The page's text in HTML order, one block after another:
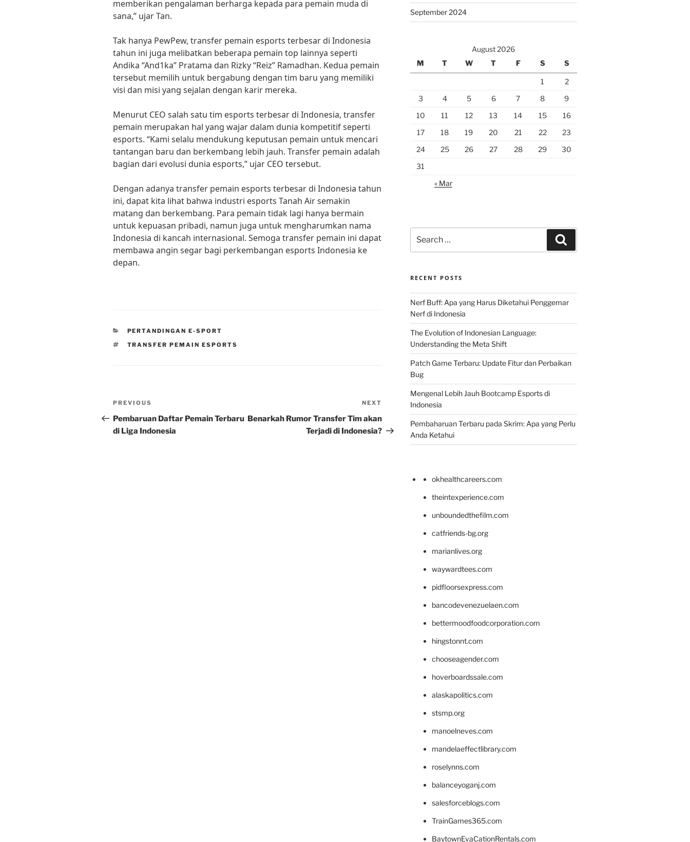
memberikan pengalaman berharga kepada para pemain muda di
sana,” ujar Tan.
Tak hanya PewPew, transfer pemain esports terbesar di Indonesia
tahun ini juga melibatkan beberapa pemain top lainnya seperti
Andika “And1ka” Pratama dan Rizky “Reiz” Ramadhan. Kedua pemain
tersebut memilih untuk bergabung dengan tim baru yang memiliki
visi dan misi yang sejalan dengan karir mereka.
Menurut CEO salah satu tim esports terbesar di Indonesia, transfer
pemain merupakan hal yang wajar dalam dunia kompetitif seperti
esports. “Kami selalu mendukung keputusan pemain untuk mencari
tantangan baru dan berkembang lebih jauh. Transfer pemain adalah
bagian dari evolusi dunia esports,” ujar CEO tersebut.
Dengan adanya transfer pemain esports terbesar di Indonesia tahun
ini, dapat kita lihat bahwa industri esports Tanah Air semakin
matang dan berkembang. Para pemain tidak lagi hanya bermain
untuk kepuasan pribadi, namun juga untuk mengharumkan nama
Indonesia di kancah internasional. Semoga transfer pemain ini dapat
membawa angin segar bagi perkembangan esports Indonesia ke
depan.
CATEGORIES
PERTANDINGAN E-SPORT
TAGS
TRANSFER PEMAIN ESPORTS
Post
navigation
Previous
Post
PREVIOUS
Pembaruan Daftar Pemain Terbaru
di Liga Indonesia
Post
NEXT
Benarkah Rumor Transfer Tim akan
Terjadi di Indonesia?
September 2024
August 2026
M
T W T F S S
1
2
3
4 5 6 7 8
9
10
11 12 13 14 15
16
17
18 19 20 21 22
23
24
25 26 27 28 29
30
31
« Mar
for:
RECENT POSTS
Nerf Buff: Apa yang Harus Diketahui Penggemar
Nerf di Indonesia
The Evolution of Indonesian Language:
Understanding the Meta Shift
Patch Game Terbaru: Update Fitur dan Perbaikan
Bug
Mengenal Lebih Jauh Bootcamp Esports di
Indonesia
Pembaharuan Terbaru pada Skrim: Apa yang Perlu
Anda Ketahui
okhealthcareers.com
theintexperience.com
unboundedthefilm.com
catfriends-bg.org
marianlives.org
waywardtees.com
pidfloorsexpress.com
bancodevenezuelaen.com
bettermoodfoodcorporation.com
hingstonnt.com
chooseagender.com
hoverboardssale.com
alaskapolitics.com
stsmp.org
manoelneves.com
mandelaeffectlibrary.com
roselynns.com
balanceyoganj.com
salesforceblogs.com
TrainGames365.com
BaytownEvaCationRentals.com